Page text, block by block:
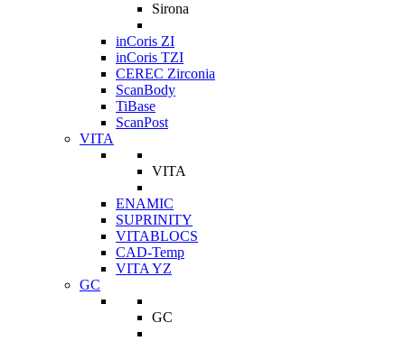
Sirona
inCoris ZI
inCoris TZI
CEREC Zirconia
ScanBody
TiBase
ScanPost
VITA
VITA
ENAMIC
SUPRINITY
VITABLOCS
CAD-Temp
VITA YZ
GC
GC